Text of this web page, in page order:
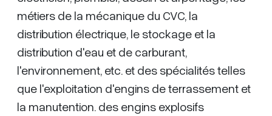
métiers de la mécanique du CVC, la
distribution électrique, le stockage et la
distribution d'eau et de carburant,
l'environnement, etc. et des spécialités telles
que l'exploitation d'engins de terrassement et
la manutention. des engins explosifs